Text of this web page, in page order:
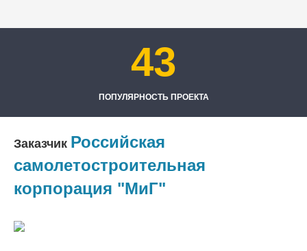
43
ПОПУЛЯРНОСТЬ ПРОЕКТА
Заказчик Российская
самолетостроительная
корпорация "МиГ"